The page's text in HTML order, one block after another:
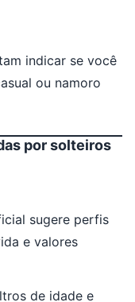
indicar se você
ou namoro
por solteiros
sugere perfis
e valores
de idade e